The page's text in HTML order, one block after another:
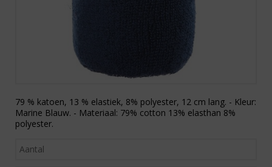
79 % katoen, 13 % elastiek, 8% polyester, 12 cm lang. - Kleur:
Marine Blauw. - Materiaal: 79% cotton 13% elasthan 8%
polyester.